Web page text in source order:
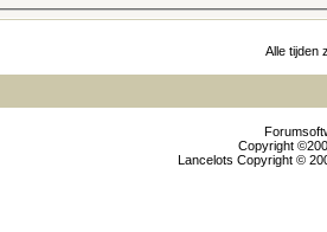
Alle tijden
Copyright
Lancelots Copyright ©